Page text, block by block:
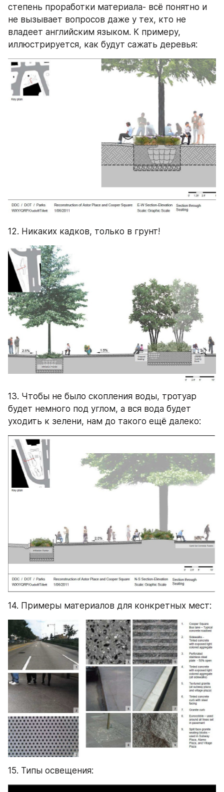
степень проработки материала- всё понятно и
не вызывает вопросов даже у тех, кто не
владеет английским языком. К примеру,
иллюстрируется, как будут сажать деревья:
12. Никаких кадков, только в грунт!
13. Чтобы не было скопления воды, тротуар
будет немного под углом, а вся вода будет
уходить к зелени, нам до такого ещё далеко:
14. Примеры материалов для конкретных мест:
15. Типы освещения: